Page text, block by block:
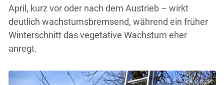
April, kurz vor oder nach dem Austrieb – wirkt
deutlich wachstumsbremsend, während ein früher
Winterschnitt das vegetative Wachstum eher
anregt.